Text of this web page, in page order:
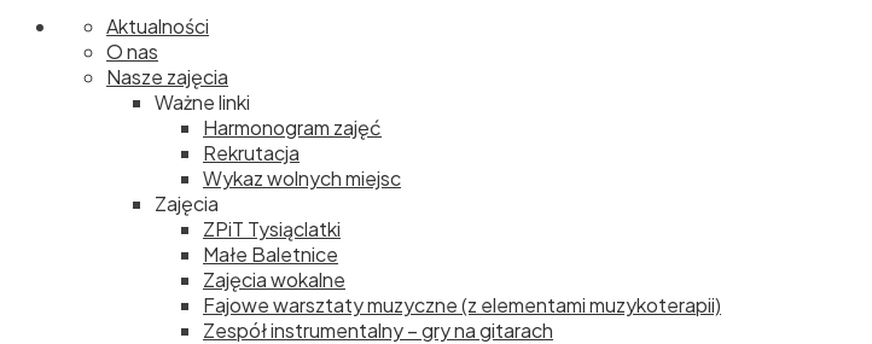
Aktualności
O nas
Nasze zajęcia
Ważne linki
Harmonogram zajęć
Rekrutacja
Wykaz wolnych miejsc
Zajęcia
ZPiT Tysiąclatki
Małe Baletnice
Zajęcia wokalne
Fajowe warsztaty muzyczne (z elementami muzykoterapii)
Zespół instrumentalny – gry na gitarach